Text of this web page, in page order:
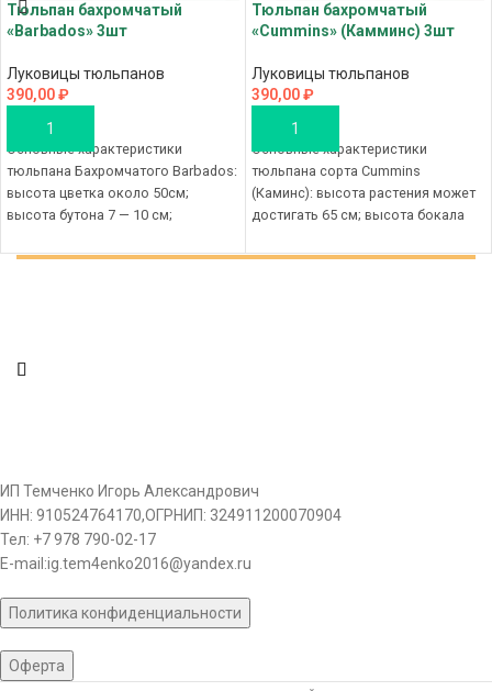
Тюльпан бахромчатый
«Barbados» 3шт
Луковицы тюльпанов
390,00₽
В КОРЗИНУ
Основные характеристики
тюльпана Бахромчатого Barbados:
высота цветка около 50см;
высота бутона 7 — 10 см;
особенности
Тюльпан бахромчатый
«Cummins» (Камминс) 3шт
Луковицы тюльпанов
390,00₽
В КОРЗИНУ
Основные характеристики
тюльпана сорта Cummins
(Каминс): высота растения может
достигать 65 см; высота бокала
предпочтительна
ИП Темченко Игорь Александрович
ИНН: 910524764170,ОГРНИП: 324911200070904
Тел: +7 978 790-02-17
E-mail:ig.tem4enko2016@yandex.ru
Политика конфиденциальности
Оферта